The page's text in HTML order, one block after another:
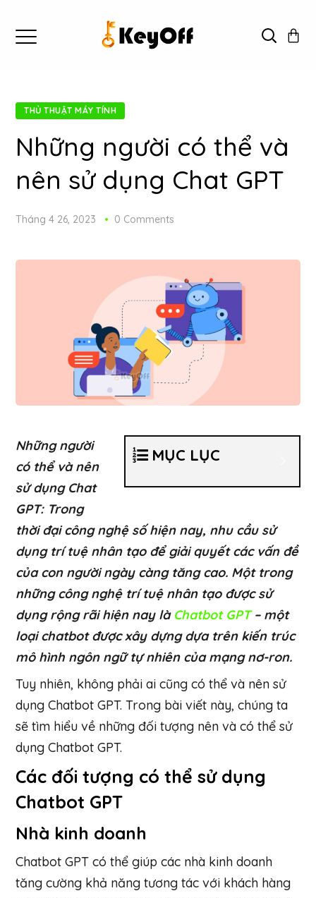
THỦ THUẬT MÁY TÍNH
Những người có thể và
nên sử dụng Chat GPT
Tháng 4 26, 2023 0 Comments
MỤC LỤC
Những người
có thể và nên
sử dụng Chat
GPT: Trong
thời đại công nghệ số hiện nay, nhu cầu sử
dụng trí tuệ nhân tạo để giải quyết các vấn đề
của con người ngày càng tăng cao. Một trong
những công nghệ trí tuệ nhân tạo được sử
dụng rộng rãi hiện nay là Chatbot GPT– một
loại chatbot được xây dựng dựa trên kiến trúc
mô hình ngôn ngữ tự nhiên của mạng nơ-ron.
Tuy nhiên, không phải ai cũng có thể và nên sử
dụng Chatbot GPT. Trong bài viết này, chúng ta
sẽ tìm hiểu về những đối tượng nên và có thể sử
dụng Chatbot GPT.
Các đối tượng có thể sử dụng
Chatbot GPT
Nhà kinh doanh
Chatbot GPT có thể giúp các nhà kinh doanh
tăng cường khả năng tương tác với khách hàng